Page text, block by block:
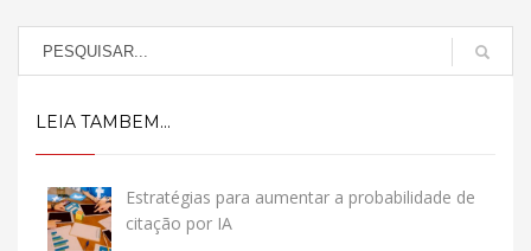
LEIA TAMBEM...
Estratégias para aumentar a probabilidade de
citação por IA